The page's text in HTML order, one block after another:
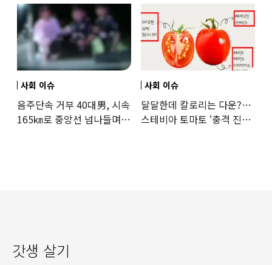
사회 이슈
음주단속 거부 40대男, 시속
165㎞로 중앙선 넘나들며
사회 이슈
달달한데 칼로리는 다운?…
스테비아 토마토 ‘충격 진실’
갓생 살기